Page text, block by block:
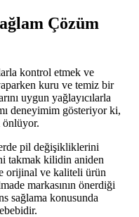
Çözüm
kontrol etmek ve
kuru ve temiz bir
uygun yağlayıcılarla
deneyimim gösteriyor ki,
önlüyor.
pil değişikliklerini
takmak kilidin aniden
orijinal ve kaliteli ürün
markasının önerdiği
sağlama konusunda